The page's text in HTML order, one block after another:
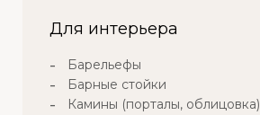
Для интерьера
Барельефы
Барные стойки
Камины (порталы, облицовка)